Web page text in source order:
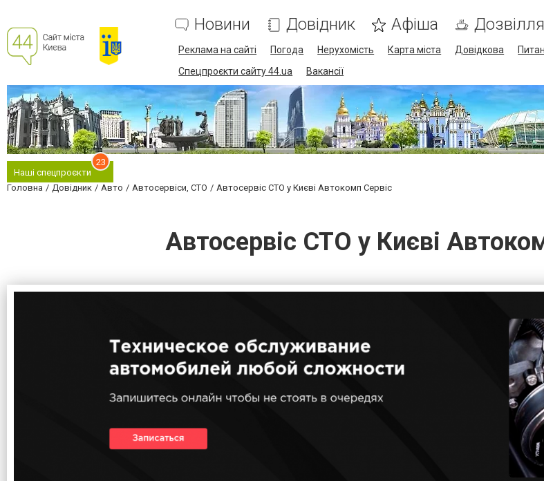
Новини Довідник Афіша Дозвілля
Реклама на сайті Погода Нерухомість Карта міста Довідкова
Спецпроєкти сайту 44.ua
Вакансії
Наші спецпроєкти
23
Головна Довідник Авто Автосервіси, СТО Автосервіс СТО у Києві Автокомп Сервіс
Автосервіс СТО у Києві